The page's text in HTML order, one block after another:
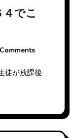
でこ